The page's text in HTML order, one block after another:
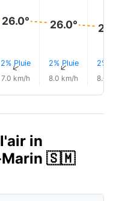
26.0°
2% Pluie
↑
7.0 km/h
26.0°
2% Pluie
↑
8.0 km/h
2%
8.0
in
Marin 🇸🇲